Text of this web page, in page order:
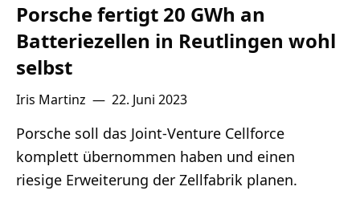
Porsche fertigt 20 GWh an
Batteriezellen in Reutlingen wohl
selbst
Iris Martinz — 22. Juni 2023
Porsche soll das Joint-Venture Cellforce
komplett übernommen haben und einen
riesige Erweiterung der Zellfabrik planen.